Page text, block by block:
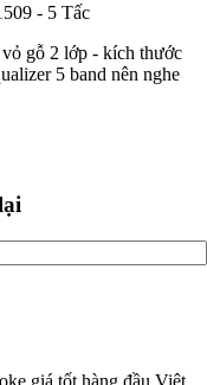
gỗ 2 lớp - kích thước
5 band nên nghe